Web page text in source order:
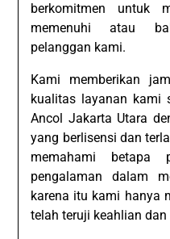
berkomitmen untuk
memenuhi atau
pelanggan kami.
Kami memberikan
kualitas layanan kami
Ancol Jakarta Utara
yang berlisensi dan
memahami betapa
pengalaman dalam
karena itu kami hanya
telah teruji keahlian